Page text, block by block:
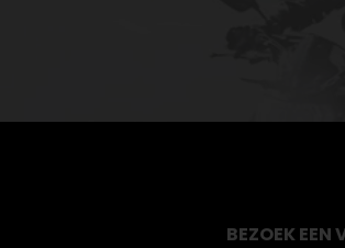
BEZOEK EEN